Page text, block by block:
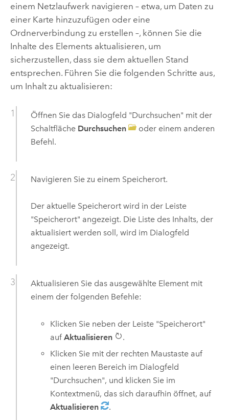
einem Netzlaufwerk navigieren – etwa, um Daten zu
einer Karte hinzuzufügen oder eine
Ordnerverbindung zu erstellen –, können Sie die
Inhalte des Elements aktualisieren, um
sicherzustellen, dass sie dem aktuellen Stand
entsprechen. Führen Sie die folgenden Schritte aus,
um Inhalt zu aktualisieren:
Öffnen Sie das Dialogfeld "Durchsuchen" mit der
Schaltfläche Durchsuchen
oder einem anderen
Befehl.
Navigieren Sie zu einem Speicherort.
Der aktuelle Speicherort wird in der Leiste
"Speicherort" angezeigt. Die Liste des Inhalts, der
aktualisiert werden soll, wird im Dialogfeld
angezeigt.
Aktualisieren Sie das ausgewählte Element mit
einem der folgenden Befehle:
Klicken Sie neben der Leiste "Speicherort"
aufAktualisieren
.
Klicken Sie mit der rechten Maustaste auf
einen leeren Bereich im Dialogfeld
"Durchsuchen", und klicken Sie im
Kontextmenü, das sich daraufhin öffnet, auf
Aktualisieren
.